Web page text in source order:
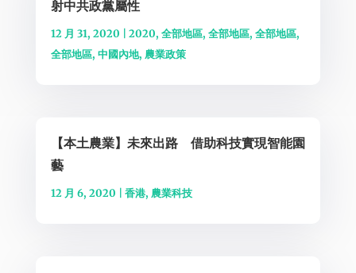
射中共政黨屬性
12 月 31, 2020 2020, 全部地區, 全部地區, 全部地區,
全部地區, 中國內地, 農業政策
【本土農業】未來出路 借助科技實現智能園
藝
12 月 6, 2020 香港, 農業科技